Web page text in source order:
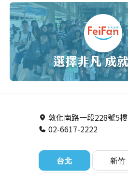
台北 新竹
02-6617-2222
敦化南路一段228號5樓